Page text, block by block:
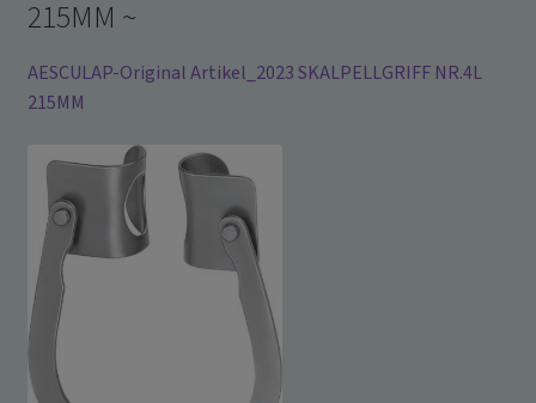
215MM ~
AESCULAP-Original Artikel_2023 SKALPELLGRIFF NR.4L
215MM